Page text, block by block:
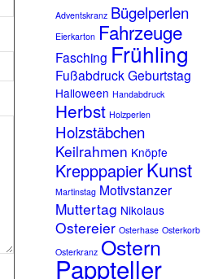
Adventskranz Bügelperlen
Eierkarton Fahrzeuge
Fasching Frühling
Fußabdruck Geburtstag
Halloween Handabdruck
Herbst Holzperlen
Holzstäbchen
Keilrahmen Knöpfe
KrepppapierKunst
Martinstag Motivstanzer
Muttertag Nikolaus
Ostereier Osterhase Osterkorb
Osterkranz Ostern
Pappteller